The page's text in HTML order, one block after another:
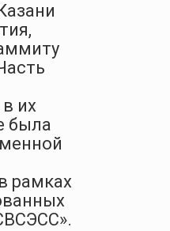
их
была
рамках